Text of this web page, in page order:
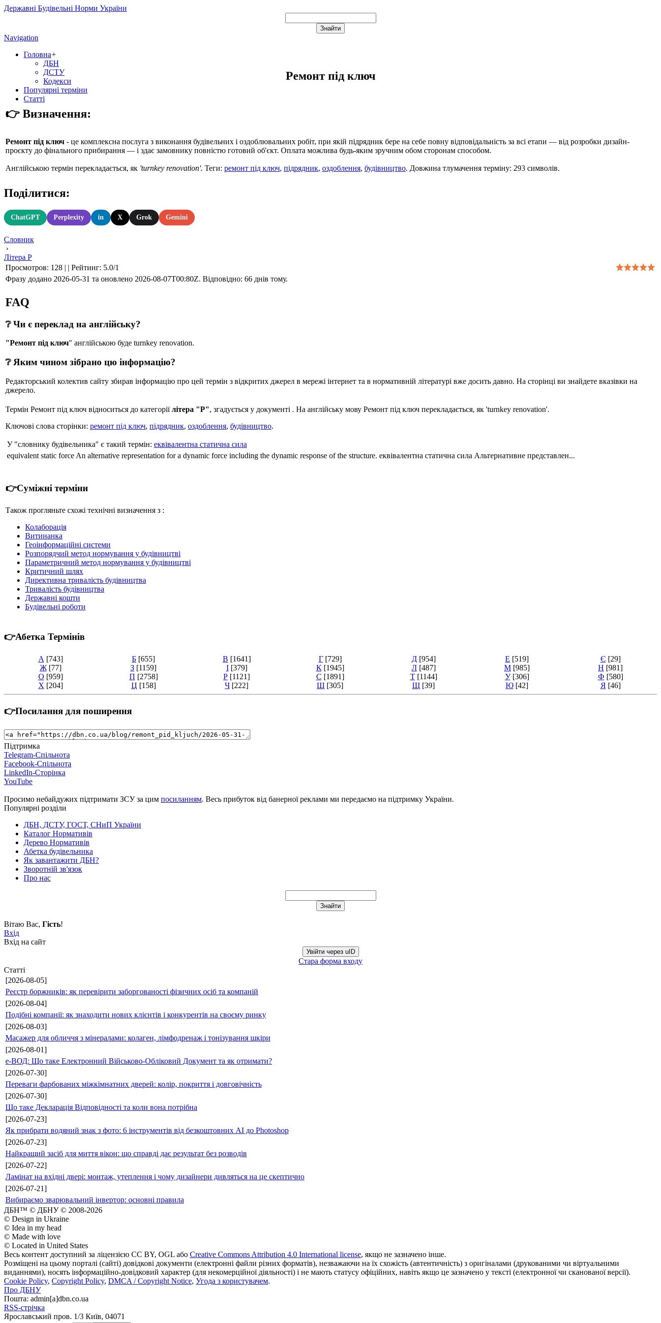
Державні Будівельні Норми України
Navigation
Головна+
ДБН
ДСТУ
Кодекси
Популярні терміни
Статті
Ремонт під ключ
👉 Визначення:
Ремонт під ключ - це комплексна послуга з виконання будівельних і оздоблювальних робіт, при якій підрядник бере на себе повну відповідальність за всі етапи — від розробки дизайн-
проєкту до фінального прибирання — і здає замовнику повністю готовий об'єкт. Оплата можлива будь-яким зручним обом сторонам способом.
Англійською термін перекладається, як 'turnkey renovation'. Теги: ремонт під ключ, підрядник, оздоблення, будівництво. Довжина тлумачення терміну: 293 символів.
Поділитися:
ChatGPT Perplexity in X Grok Gemini
Словник
›
Літера Р
Просмотров: 128 | | Рейтинг: 5.0/1
Фразу додано 2026-05-31 та оновлено 2026-08-07T00:80Z. Відповідно: 66 днів тому.
FAQ
❔ Чи є переклад на англійську?
"Ремонт під ключ" англійською буде turnkey renovation.
❔ Яким чином зібрано цю інформацію?
Редакторський колектив сайту збирав інформацію про цей термін з відкритих джерел в мережі інтернет та в нормативній літературі вже досить давно. На сторінці ви знайдете вказівки на
джерело.
Термін Ремонт під ключ відноситься до категоріїлітера "Р", згадується у документі . На англійську мову Ремонт під ключ перекладається, як 'turnkey renovation'.
Ключові слова сторінки: ремонт під ключ, підрядник, оздоблення, будівництво.
У "словнику будівельника" є такий термін: еквівалентна статична сила
equivalent static force An alternative representation for a dynamic force including the dynamic response of the structure. еквівалентна статична сила Альтернативне представлен...
👉Суміжні терміни
Також прогляньте схожі технічні визначення з :
Колаборація
Витинанка
Геоінформаційні системи
Розпорядчий метод нормування у будівництві
Параметричний метод нормування у будівництві
Критичний шлях
Директивна тривалість будівництва
Тривалість будівництва
Державні кошти
Будівельні роботи
👉Абетка Термінів
А [743] Б [655] В [1641] Г [729] Д [954] Е [519] Є [29]
Ж [77] З [1159] І [379] К [1945] Л [487] М [985] Н [981]
О [959] П [2758] Р [1121] С [1891] Т [1144] У [306] Ф [580]
Х [204] Ц [158] Ч [222] Ш [305] Щ [39] Ю [42] Я [46]
👉Посилання для поширення
Підтримка
Telegram-Спільнота
Facebook-Спільнота
LinkedIn-Сторінка
YouTube
Просимо небайдужих підтримати ЗСУ за цим посиланням. Весь прибуток від банерної реклами ми передаємо на підтримку України.
Популярні розділи
ДБН, ДСТУ, ГОСТ, СНиП України
Каталог Нормативів
Дерево Нормативів
Абетка будівельника
Як завантажити ДБН?
Зворотній зв'язок
Про нас
Вітаю Вас, Гість!
Вхід
Вхід на сайт
Увійти через uID
Стара форма входу
Статті
[2026-08-05]
Реєстр боржників: як перевірити заборгованості фізичних осіб та компаній
[2026-08-04]
Подібні компанії: як знаходити нових клієнтів і конкурентів на своєму ринку
[2026-08-03]
Масажер для обличчя з мінералами: колаген, лімфодренаж і тонізування шкіри
[2026-08-01]
е-ВОД: Що таке Електронний Військово-Обліковий Документ та як отримати?
[2026-07-30]
Переваги фарбованих міжкімнатних дверей: колір, покриття і довговічність
[2026-07-30]
Що таке Декларація Відповідності та коли вона потрібна
[2026-07-23]
Як прибрати водяний знак з фото: 6 інструментів від безкоштовних AI до Photoshop
[2026-07-23]
Найкращий засіб для миття вікон: що справді дає результат без розводів
[2026-07-22]
Ламінат на вхідні двері: монтаж, утеплення і чому дизайнери дивляться на це скептично
[2026-07-21]
Вибираємо зварювальний інвертор: основні правила
ДБН™ © ДБНУ © 2008-2026
© Design in Ukraine
© Idea in my head
© Made with love
© Located in United States
Весь контент доступний за ліцензією CC BY, OGL або Creative Commons Attribution 4.0 International license, якщо не зазначено інше.
Розміщені на цьому порталі (сайті) довідкові документи (електронні файли різних форматів), незважаючи на їх схожість (автентичність) з оригіналами (друкованими чи віртуальними
виданнями), носять інформаційно-довідковий характер (для некомерційної діяльності) і не мають статусу офіційних, навіть якщо це зазначено у тексті (електронної чи сканованої версії).
Cookie Policy, Copyright Policy, DMCA / Copyright Notice, Угода з користувачем.
Про ДБНУ
Пошта: admin[а]dbn.co.ua
RSS-стрічка
Ярославський пров. 1/3 Київ, 04071